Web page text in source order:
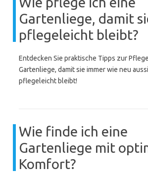
Gartenliege, damit
pflegeleicht bleibt?
Entdecken Sie praktische Tipps zur
Gartenliege, damit sie immer wie neu
pflegeleicht bleibt!
Wie finde ich eine
Gartenliege mit
Komfort?